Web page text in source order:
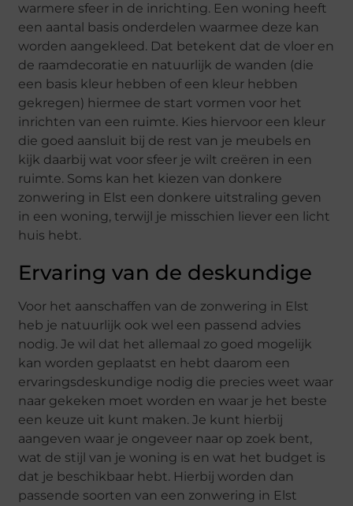
warmere sfeer in de inrichting. Een woning heeft
een aantal basis onderdelen waarmee deze kan
worden aangekleed. Dat betekent dat de vloer en
de raamdecoratie en natuurlijk de wanden (die
een basis kleur hebben of een kleur hebben
gekregen) hiermee de start vormen voor het
inrichten van een ruimte. Kies hiervoor een kleur
die goed aansluit bij de rest van je meubels en
kijk daarbij wat voor sfeer je wilt creëren in een
ruimte. Soms kan het kiezen van donkere
zonwering in Elst een donkere uitstraling geven
in een woning, terwijl je misschien liever een licht
huis hebt.
Ervaring van de deskundige
Voor het aanschaffen van de zonwering in Elst
heb je natuurlijk ook wel een passend advies
nodig. Je wil dat het allemaal zo goed mogelijk
kan worden geplaatst en hebt daarom een
ervaringsdeskundige nodig die precies weet waar
naar gekeken moet worden en waar je het beste
een keuze uit kunt maken. Je kunt hierbij
aangeven waar je ongeveer naar op zoek bent,
wat de stijl van je woning is en wat het budget is
dat je beschikbaar hebt. Hierbij worden dan
passende soorten van een zonwering in Elst